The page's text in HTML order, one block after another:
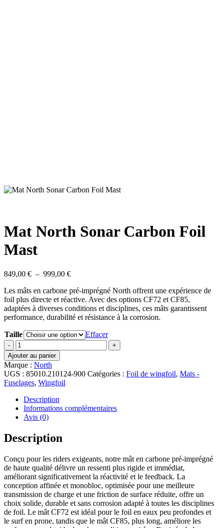
Mat North Sonar Carbon Foil
Mast
849,00 € – 999,00 €Plage
prix :
849,00 €
à
999,00 €
Les mâts en carbone pré-imprégné North offrent une expérience de
foil plus directe et réactive. Avec des options CF72 et CF85,
adaptées à diverses conditions et disciplines, ces mâts garantissent
performance, durabilité et résistance à la corrosion.
Taille
Effacer
quantité
de
Mat
North
Sonar
Carbon
Foil
Mast
Ajouter au panier
Marque : North
UGS : 85010.210124-900 Catégories : Foil de wingfoil, Mats -
Fuselages, Wingfoil
Description
Informations complémentaires
Avis (0)
Description
Conçu pour les riders exigeants, notre mât en carbone pré-imprégné
de haute qualité délivre un ressenti plus rigide et immédiat,
améliorant significativement la réactivité et le feedback. La
conception affinée et monobloc, optimisée pour une meilleure
transmission de charge et une friction de surface réduite, offre un
choix solide, durable et sans corrosion adapté à toutes les disciplines
de foil. Le mât CF72 est idéal pour le foil en eaux peu profondes et
le surf en prone, tandis que le mât CF85, plus long, améliore les